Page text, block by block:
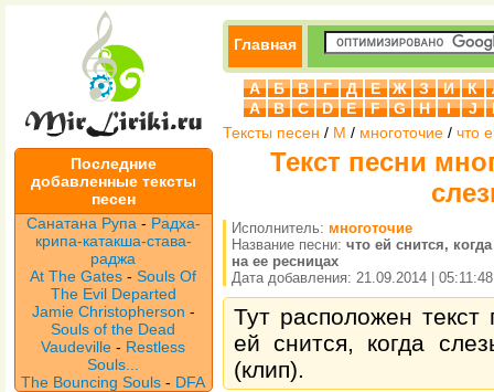
Последние
добавленные тексты
песен
Санатана Рупа - Радха-
крипа-катакша-става-
раджа
At The Gates -Souls Of
The Evil Departed
Jamie Christopherson -
Souls of the Dead
Vaudeville- Restless
Souls...
The Bouncing Souls - DFA
Главная
А Б В Г Д Е Ж З И К
A
B C D E F G H I J
Тексты песен / М / многоточие / что
Текст песни
Исполнитель: многоточие
Название песни: что ей снится,
на ее ресницах
Дата добавления: 21.09.2014 | 05:11:48
Тут расположен
ей снится, когда
(клип).